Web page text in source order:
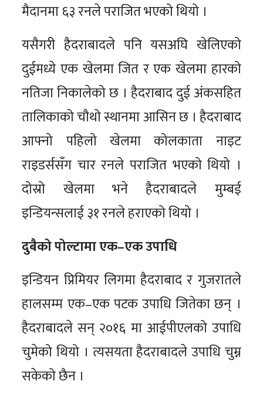
मैदानमा ६३ रनले पराजित भएको थियो ।
यसैगरी हैदराबादले पनि यसअघि खेलिएको
दुईमध्ये एक खेलमा जित र एक खेलमा हारको
नतिजा निकालेको छ । हैदराबाद दुई अंकसहित
तालिकाको चौथो स्थानमा आसिन छ । हैदराबाद
आफ्नो पहिलो खेलमा कोलकाता नाइट
राइडर्ससँग चार रनले पराजित भएको थियो ।
दोस्रो खेलमा भने हैदराबादले मुम्बई
इन्डियन्सलाई ३१ रनले हराएको थियो ।
दुबैको पोल्टामा एक–एक उपाधि
इन्डियन प्रिमियर लिगमा हैदराबाद र गुजरातले
हालसम्म एक–एक पटक उपाधि जितेका छन् ।
हैदराबादले सन् २०१६ मा आईपीएलको उपाधि
चुमेको थियो । त्यसयता हैदराबादले उपाधि चुम्न
सकेको छैन ।